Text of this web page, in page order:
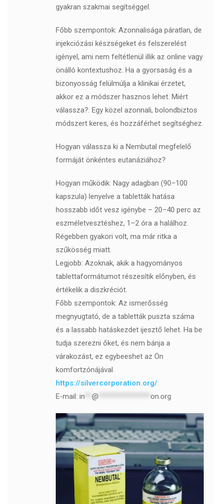
gyakran szakmai segítséggel.
Főbb szempontok: Azonnalisága páratlan, de
injekciózási készségeket és felszerelést
igényel, ami nem feltétlenül illik az online vagy
önálló kontextushoz. Ha a gyorsaság és a
bizonyosság felülmúlja a klinikai érzetet,
akkor ez a módszer hasznos lehet. Miért
válassza?: Egy közel azonnali, bolondbiztos
módszert keres, és hozzáférhet segítséghez.
Hogyan válassza ki a Nembutal megfelelő
formáját önkéntes eutanáziához?
Hogyan működik: Nagy adagban (90–100
kapszula) lenyelve a tabletták hatása
hosszabb időt vesz igénybe – 20–40 perc az
eszméletvesztéshez, 1–2 óra a halálhoz.
Régebben gyakori volt, ma már ritka a
szűkösség miatt.
Legjobb: Azoknak, akik a hagyományos
tablettaformátumot részesítik előnyben, és
értékelik a diszkréciót.
Főbb szempontok: Az ismerősség
megnyugtató, de a tabletták puszta száma
és a lassabb hatáskezdet ijesztő lehet. Ha be
tudja szerezni őket, és nem bánja a
várakozást, ez egybeeshet az Ön
komfortzónájával.
https://silvercorporation.org/
E-mail: in @ on.org